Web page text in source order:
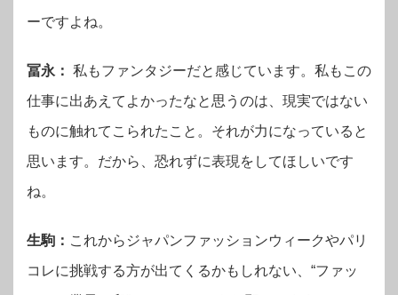
ーですよね。
冨永： 私もファンタジーだと感じています。私もこの
仕事に出あえてよかったなと思うのは、現実ではない
ものに触れてこられたこと。それが力になっていると
思います。だから、恐れずに表現をしてほしいです
ね。
生駒： これからジャパンファッションウィークやパリ
コレに挑戦する方が出てくるかもしれない、“ファッ